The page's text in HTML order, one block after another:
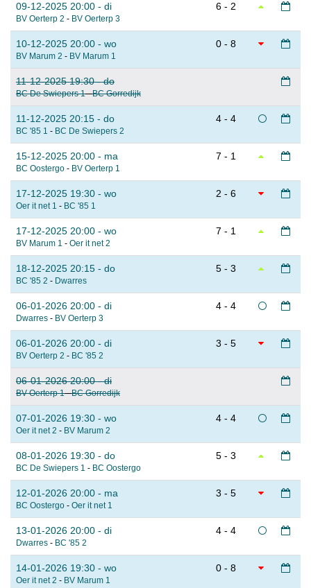
09-12-2025 20:00 - di
BV Oerterp 2 - BV Oerterp 3
6 - 2
10-12-2025 20:00 - wo
BV Marum 2 - BV Marum 1
0 - 8
11-12-2025 19:30 - do
BC De Swiepers 1-BC Gorredijk
11-12-2025 20:15 - do
BC '85 1 - BC De Swiepers 2
4 - 4
15-12-2025 20:00 - ma
BC Oostergo - BV Oerterp 1
7 - 1
17-12-2025 19:30 - wo
Oer it net 1 - BC '85 1
2 - 6
17-12-2025 20:00 - wo
BV Marum 1 - Oer it net 2
7 - 1
18-12-2025 20:15 - do
BC '85 2 - Dwarres
5 - 3
06-01-2026 20:00 - di
Dwarres - BV Oerterp 3
4 - 4
06-01-2026 20:00 - di
BV Oerterp 2 - BC '85 2
3 - 5
06-01-2026 20:00 - di
BV Oerterp 1-BC Gorredijk
07-01-2026 19:30 - wo
Oer it net 2 - BV Marum 2
4 - 4
08-01-2026 19:30 - do
BC De Swiepers 1 - BC Oostergo
5 - 3
12-01-2026 20:00 - ma
BC Oostergo - Oer it net 1
3 - 5
13-01-2026 20:00 - di
Dwarres - BC '85 2
4 - 4
14-01-2026 19:30 - wo
Oer it net 2 - BV Marum 1
0 - 8